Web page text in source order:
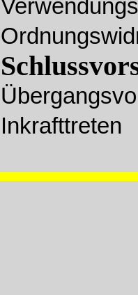
Inkrafttreten